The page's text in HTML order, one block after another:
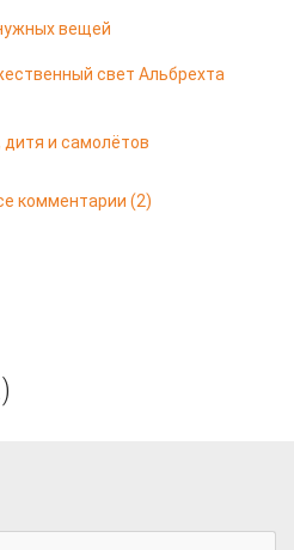
вещей
свет Альбрехта
и самолётов
комментарии (2)